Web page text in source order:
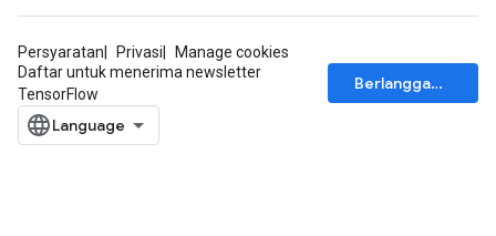
Persyaratan Privasi
Manage cookies
Daftar untuk menerima newsletter
TensorFlow
Berlangganan